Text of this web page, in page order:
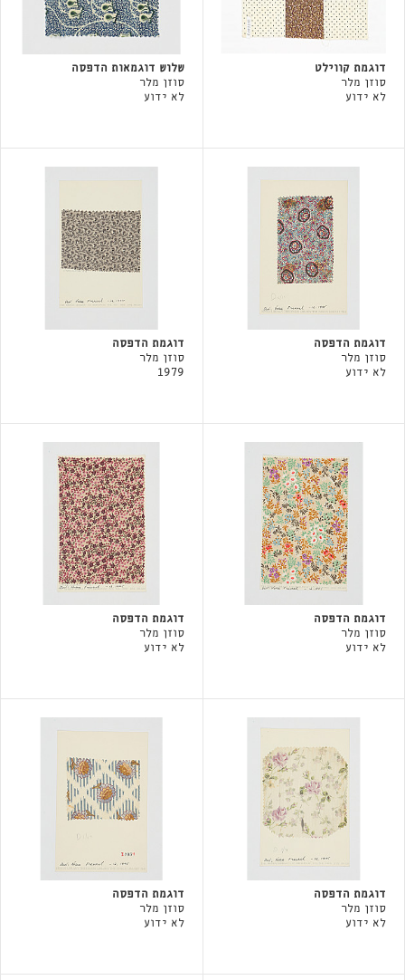
דוגמת קווילט
סוזן מלר
לא ידוע
שלוש דוגמאות הדפסה
סוזן מלר
לא ידוע
דוגמת הדפסה
סוזן מלר
לא ידוע
דוגמת הדפסה
סוזן מלר
1979
דוגמת הדפסה
סוזן מלר
לא ידוע
דוגמת הדפסה
סוזן מלר
לא ידוע
דוגמת הדפסה
סוזן מלר
לא ידוע
דוגמת הדפסה
סוזן מלר
לא ידוע